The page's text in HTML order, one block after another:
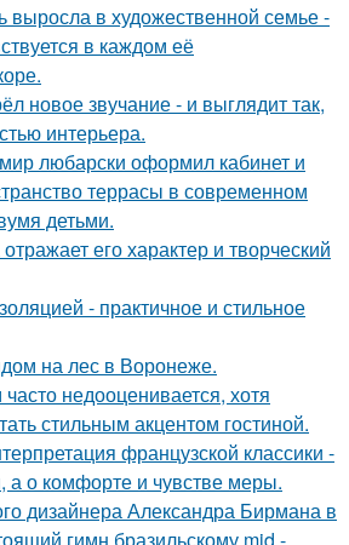
в художественной семье -
в каждом её
новое звучание - и выглядит так,
интерьера.
любарски оформил кабинет и
террасы в современном
детьми.
его характер и творческий
- практичное и стильное
на лес в Воронеже.
недооценивается, хотя
стильным акцентом гостиной.
французской классики -
а о комфорте и чувстве меры.
дизайнера Александра Бирмана в
гимн бразильскому mid -